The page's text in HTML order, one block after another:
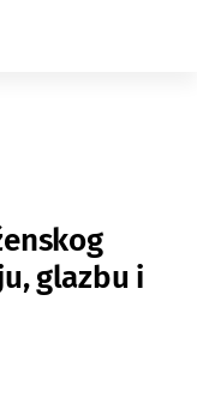
glazbu i